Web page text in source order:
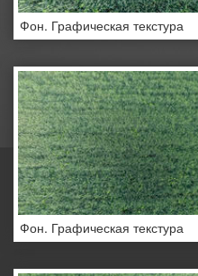
Фон. Графическая текстура
Фон. Графическая текстура